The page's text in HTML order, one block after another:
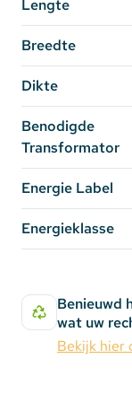
SMD Type
Lumen per
meter
Verbruik per
meter
CRI Waarde
Opties voor
Lengte
Breedte
Dikte
Benodigde
Transformator
Energie Label
Energieklasse
Benieuwd
wat uw
Bekijk hier